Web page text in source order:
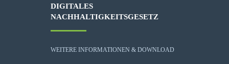
DIGITALES
NACHHALTIGKEITSGESETZ
WEITERE INFORMATIONEN & DOWNLOAD